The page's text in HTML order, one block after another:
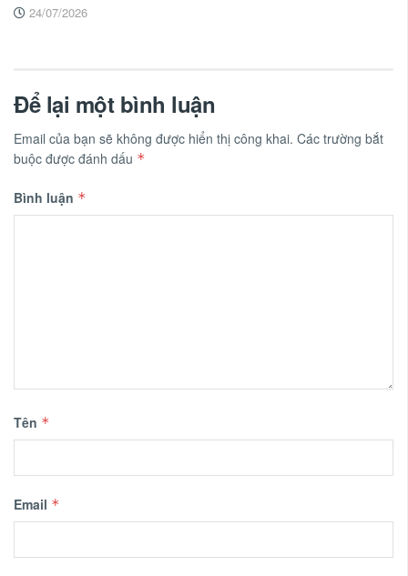
24/07/2026
Để lại một bình luận
Email của bạn sẽ không được hiển thị công khai. Các trường bắt
buộc được đánh dấu *
Bình luận *
Tên *
Email *